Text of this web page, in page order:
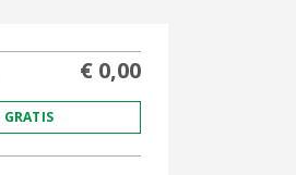
€ 0,00
GRATIS